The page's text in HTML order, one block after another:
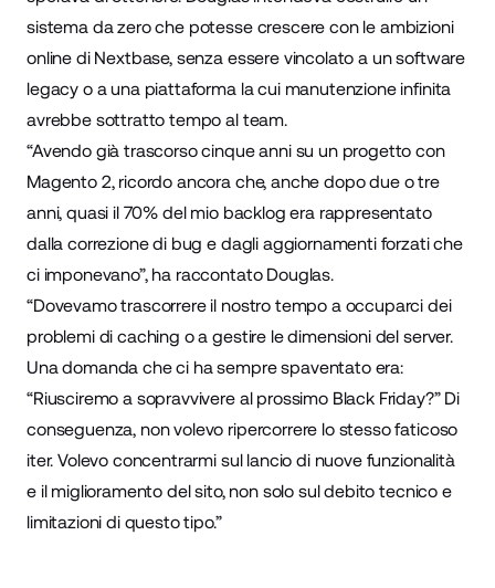
sistema da zero che potesse crescere con le ambizioni
online di Nextbase, senza essere vincolato a un software
legacy o a una piattaforma la cui manutenzione infinita
avrebbe sottratto tempo al team.
“Avendo già trascorso cinque anni su un progetto con
Magento 2, ricordo ancora che, anche dopo due o tre
anni, quasi il 70% del mio backlog era rappresentato
dalla correzione di bug e dagli aggiornamenti forzati che
ci imponevano”, ha raccontato Douglas.
“Dovevamo trascorrere il nostro tempo a occuparci dei
problemi di caching o a gestire le dimensioni del server.
Una domanda che ci ha sempre spaventato era:
“Riusciremo a sopravvivere al prossimo Black Friday?” Di
conseguenza, non volevo ripercorrere lo stesso faticoso
iter. Volevo concentrarmi sul lancio di nuove funzionalità
e il miglioramento del sito, non solo sul debito tecnico e
limitazioni di questo tipo.”